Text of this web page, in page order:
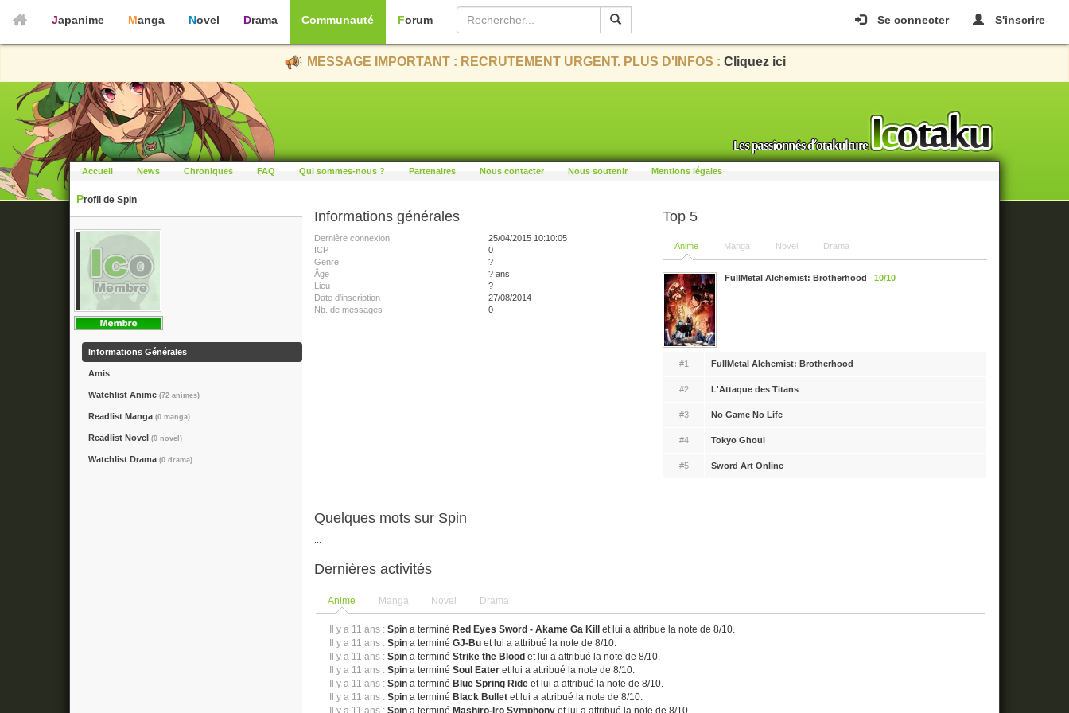
Se connecter S'inscrire
Japanime Manga Novel Drama Communauté Forum
MESSAGE IMPORTANT : RECRUTEMENT URGENT. PLUS D'INFOS : Cliquez ici
Accueil News Chroniques FAQ Qui sommes-nous ? Partenaires Nous contacter Nous soutenir Mentions légales
Profil de Spin
Informations Générales
Amis
Watchlist Anime (72 animes)
Readlist Manga (0 manga)
Readlist Novel (0 novel)
Watchlist Drama (0 drama)
Informations générales
Dernière connexion
25/04/2015 10:10:05
ICP
0
Genre
?
Âge
? ans
Lieu
?
Date d'inscription
27/08/2014
Nb. de messages
0
Top 5
Anime Manga Novel Drama
FullMetal Alchemist: Brotherhood 10/10
#1 FullMetal Alchemist: Brotherhood
#2 L'Attaque des Titans
#3 No Game No Life
#4 Tokyo Ghoul
#5 Sword Art Online
Quelques mots sur Spin
Dernières activités
Anime Manga Novel Drama
Il y a 11 ans : Spin a terminé Red Eyes Sword - Akame Ga Kill
et lui a attribué la note de 8/10.
Il y a 11 ans : Spin a terminéGJ-Bu et lui a attribué la note de 8/10.
Il y a 11 ans : Spin a terminéStrike the Blood et lui a attribué la note de 8/10.
Il y a 11 ans : Spin a terminéSoul Eater et lui a attribué la note de 8/10.
Il y a 11 ans : Spin a terminé Blue Spring Ride et lui a attribué la note de 8/10.
Il y a 11 ans : Spin a terminé Black Bullet et lui a attribué la note de 8/10.
Il y a 11 ans : Spin a terminé Mashiro-Iro Symphony et lui a attribué la note de 8/10.